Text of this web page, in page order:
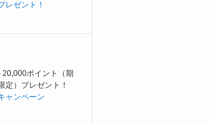
レゼント！
20,000ポイント（期
定）プレゼント！
ャンペーン